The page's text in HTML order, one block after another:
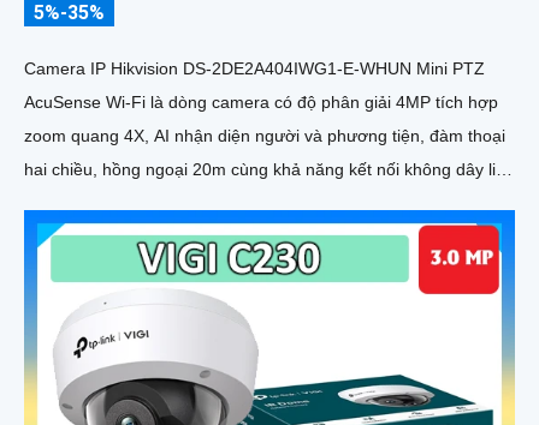
5%-35%
Camera IP Hikvision DS-2DE2A404IWG1-E-WHUN Mini PTZ
AcuSense Wi-Fi là dòng camera có độ phân giải 4MP tích hợp
zoom quang 4X, AI nhận diện người và phương tiện, đàm thoại
hai chiều, hồng ngoại 20m cùng khả năng kết nối không dây linh